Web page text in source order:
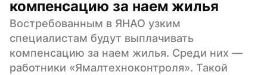
компенсацию за наем жилья
Востребованным в ЯНАО узким
специалистам будут выплачивать
компенсацию за наем жилья. Среди них —
работники «Ямалтехноконтроля». Такой